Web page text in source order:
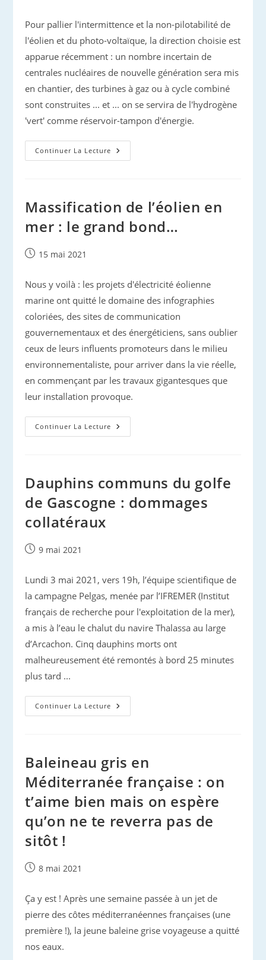
Pour pallier l'intermittence et la non-pilotabilité de
l'éolien et du photo-voltaïque, la direction choisie est
apparue récemment : un nombre incertain de
centrales nucléaires de nouvelle génération sera mis
en chantier, des turbines à gaz ou à cycle combiné
sont construites ... et ... on se servira de l'hydrogène
'vert' comme réservoir-tampon d'énergie.
Continuer La Lecture De
La
Lourde
Massification de l’éolien en
mer : le grand bond…
Publication
15 mai 2021
Nous y voilà : les projets d'électricité éolienne
marine ont quitté le domaine des infographies
coloriées, des sites de communication
gouvernementaux et des énergéticiens, sans oublier
ceux de leurs influents promoteurs dans le milieu
environnementaliste, pour arriver dans la vie réelle,
en commençant par les travaux gigantesques que
leur installation provoque.
Continuer La Lecture Massification
De
Grand
Dauphins communs du golfe
de Gascogne : dommages
collatéraux
Publication
9 mai 2021
Lundi 3 mai 2021, vers 19h, l’équipe scientifique de
la campagne Pelgas, menée par l’IFREMER (Institut
français de recherche pour l'exploitation de la mer),
a mis à l’eau le chalut du navire Thalassa au large
d’Arcachon. Cinq dauphins morts ont
malheureusement été remontés à bord 25 minutes
plus tard ...
Continuer La Lecture Dauphins
Communs
Dommages
Collatéraux
Baleineau gris en
Méditerranée française : on
t’aime bien mais on espère
qu’on ne te reverra pas de
sitôt !
Publication
8 mai 2021
Ça y est ! Après une semaine passée à un jet de
pierre des côtes méditerranéennes françaises (une
première !), la jeune baleine grise voyageuse a quitté
nos eaux.